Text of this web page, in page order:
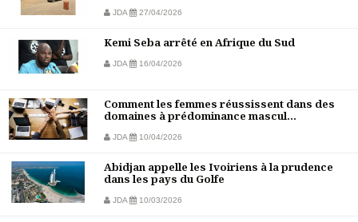
JDA 27/04/2026
Kemi Seba arrêté en Afrique du Sud
JDA 16/04/2026
Comment les femmes réussissent dans des
domaines à prédominance mascul...
JDA 10/04/2026
Abidjan appelle les Ivoiriens à la prudence
dans les pays du Golfe
JDA 10/03/2026